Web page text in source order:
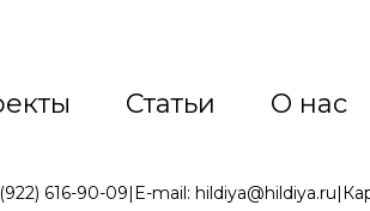
Статьи О нас
616-90-09|E-mail: hildiya@hildiya.ru|